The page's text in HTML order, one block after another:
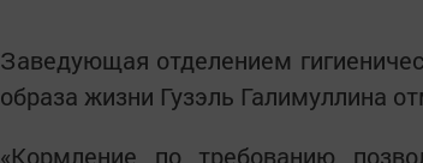
Заведующая отделением
образа жизни Гузэль Галимуллина
«Кормление по требованию